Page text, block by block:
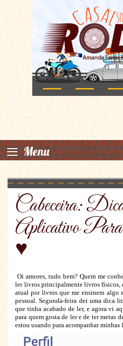
≡ Menu
Cabeceira:
Aplicativo
♥
Oi amores, tudo bem? Quem me
ler livros principalmente livros físicos,
atual por livros que me ensinem algo
pessoal. Segunda-feira dei uma dica
que tinha acabado de ler, e agora vi
para quem gosta de ler e de ter metas
estou usando para acompanhar minhas